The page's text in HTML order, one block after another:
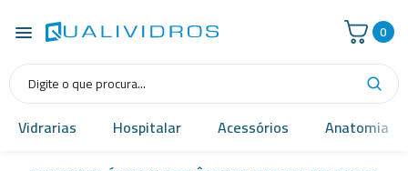
0
Vidrarias Hospitalar Acessórios Anatomia